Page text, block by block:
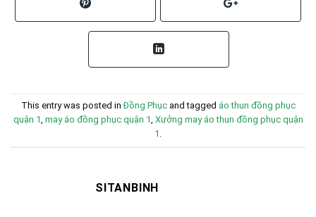
This entry was posted inĐồng Phụcand tagged áo thun đồng phục
quận 1, may áo đồng phục quận 1, Xưởng may áo thun đồng phục quận
1 .
SITANBINH